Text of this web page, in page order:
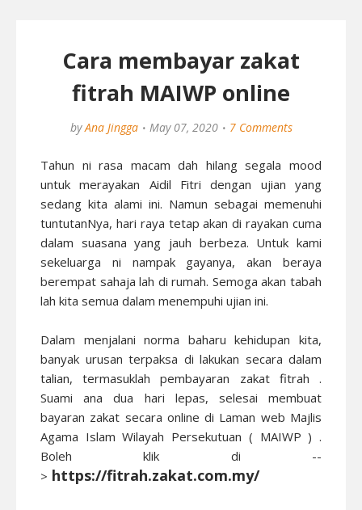
Cara membayar zakat
fitrah MAIWP online
by Ana Jingga May 07, 2020 7 Comments
Tahun ni rasa macam dah hilang segala mood
untuk merayakan Aidil Fitri dengan ujian yang
sedang kita alami ini. Namun sebagai memenuhi
tuntutanNya, hari raya tetap akan di rayakan cuma
dalam suasana yang jauh berbeza. Untuk kami
sekeluarga ni nampak gayanya, akan beraya
berempat sahaja lah di rumah. Semoga akan tabah
lah kita semua dalam menempuhi ujian ini.
Dalam menjalani norma baharu kehidupan kita,
banyak urusan terpaksa di lakukan secara dalam
talian, termasuklah pembayaran zakat fitrah .
Suami ana dua hari lepas, selesai membuat
bayaran zakat secara online di Laman web Majlis
Agama Islam Wilayah Persekutuan ( MAIWP ) .
Boleh klik di --
> https://fitrah.zakat.com.my/